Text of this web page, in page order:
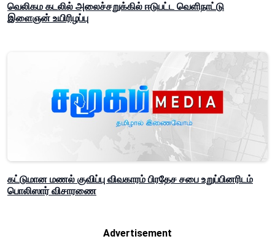
வெலிகம கடலில் அலைச்சறுக்கில் ஈடுபட்ட வெளிநாட்டு
இளைஞன் உயிரிழப்பு
கட்டுமான மணல் குவிப்பு விவகாரம் பிரதேச சபை உறுப்பினரிடம்
பொலிஸார் விசாரணை
Advertisement